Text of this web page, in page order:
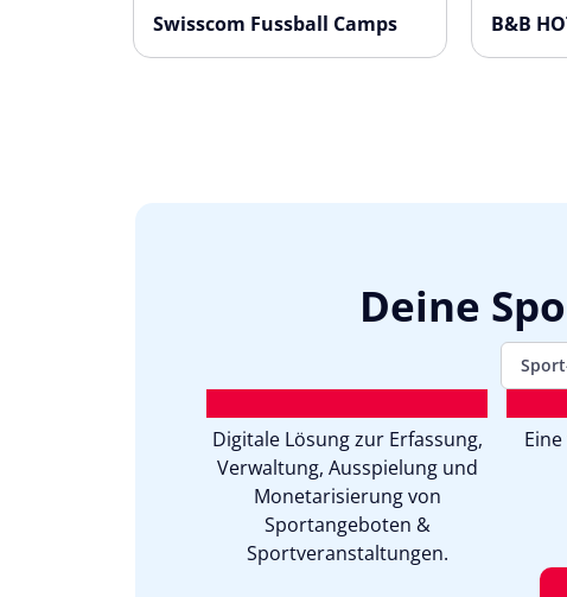
Swisscom Fussball Camps B&B
Deine
Digitale Lösung zur Erfassung,
Verwaltung, Ausspielung und
Monetarisierung von
Sportangeboten &
Sportveranstaltungen.